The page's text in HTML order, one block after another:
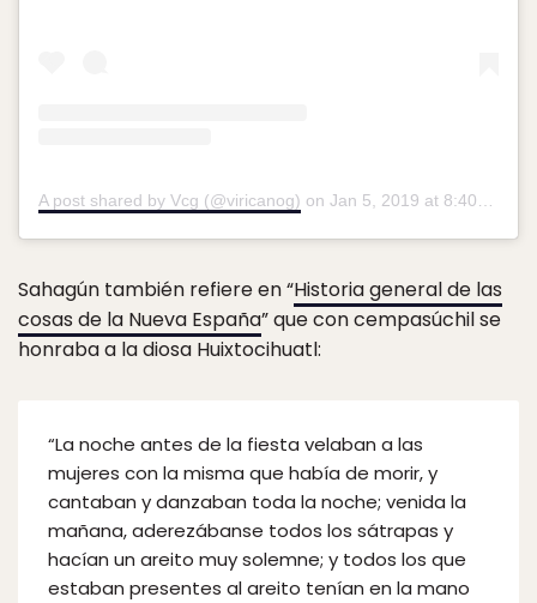
A post shared by Vcg (@viricanog) on Jan 5, 2019 at 8:40am PST
Sahagún también refiere en “Historia general de las
cosas de la Nueva España” que con cempasúchil se
honraba a la diosa Huixtocihuatl:
“La noche antes de la fiesta velaban a las
mujeres con la misma que había de morir, y
cantaban y danzaban toda la noche; venida la
mañana, aderezábanse todos los sátrapas y
hacían un areito muy solemne; y todos los que
estaban presentes al areito tenían en la mano